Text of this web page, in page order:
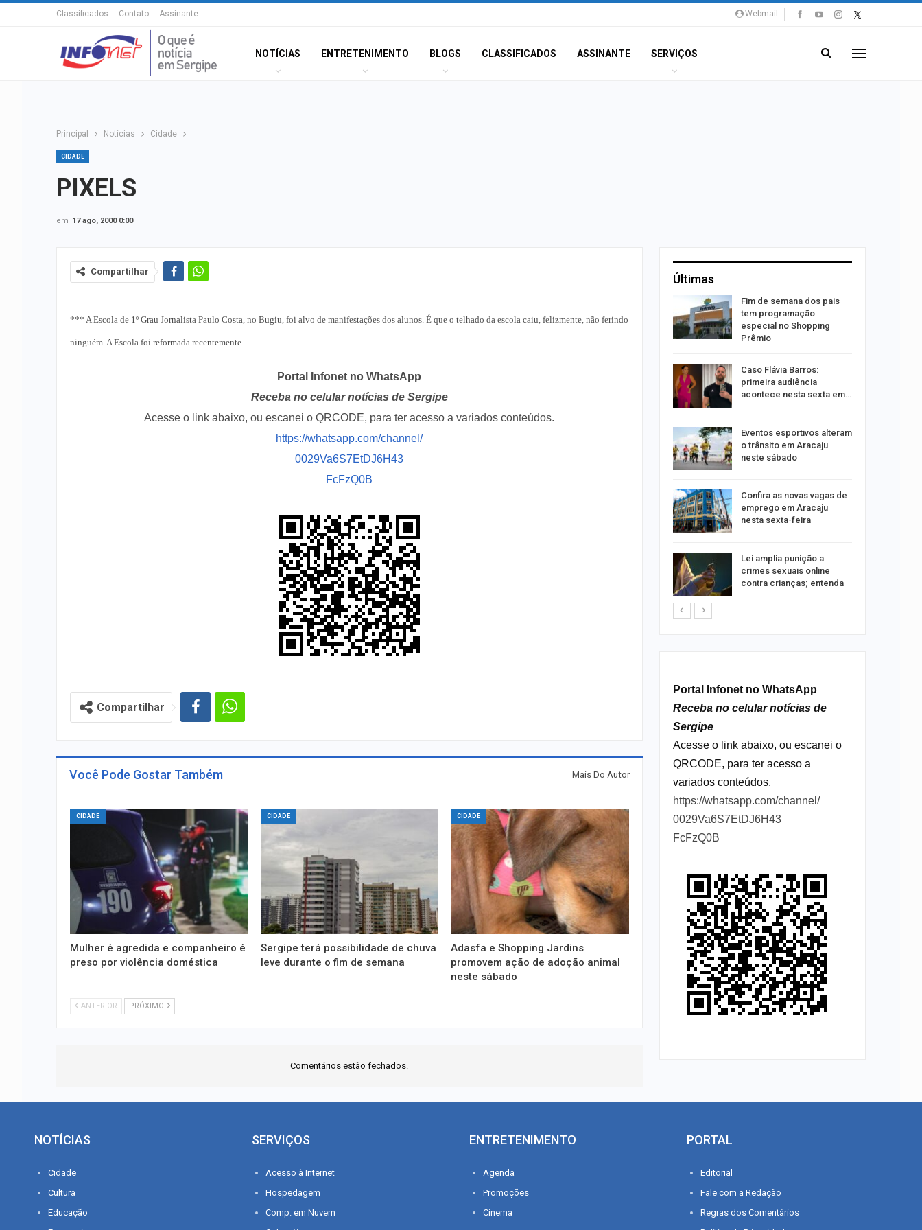
Webmail
Classificados Contato Assinante
NOTÍCIAS ENTRETENIMENTO BLOGS CLASSIFICADOS ASSINANTE SERVIÇOS
Principal Notícias Cidade
CIDADE
PIXELS
em 17 ago, 2000 0:00
Compartilhar
*** A Escola de 1º Grau Jornalista Paulo Costa, no Bugiu, foi alvo de manifestações dos alunos. É que o telhado da escola caiu, felizmente, não ferindo
ninguém. A Escola foi reformada recentemente.
Portal Infonet no WhatsApp
Receba no celular notícias de Sergipe
Acesse o link abaixo, ou escanei o QRCODE, para ter acesso a variados conteúdos.
https://whatsapp.com/channel/
0029Va6S7EtDJ6H43
FcFzQ0B
Compartilhar
Você Pode Gostar Também Mais Do Autor
CIDADE
Mulher é agredida e companheiro é
preso por violência doméstica
CIDADE
Sergipe terá possibilidade de chuva
leve durante o fim de semana
CIDADE
Adasfa e Shopping Jardins
promovem ação de adoção animal
neste sábado
ANTERIOR PRÓXIMO
Comentários estão fechados.
Últimas
artistas sergipanos
Fim de semana dos pais
tem programação
especial no Shopping
Prêmio
Caso Flávia Barros:
primeira audiência
acontece nesta sexta em…
Eventos esportivos alteram
o trânsito em Aracaju
neste sábado
Confira as novas vagas de
emprego em Aracaju
nesta sexta-feira
Lei amplia punição a
crimes sexuais online
contra crianças; entenda
----
Portal Infonet no WhatsApp
Receba no celular notícias de
Sergipe
Acesse o link abaixo, ou escanei o
QRCODE, para ter acesso a
variados conteúdos.
https://whatsapp.com/channel/
0029Va6S7EtDJ6H43
FcFzQ0B
NOTÍCIAS
Cidade
Cultura
Educação
SERVIÇOS
Acesso à Internet
Hospedagem
Comp. em Nuvem
ENTRETENIMENTO
Agenda
Promoções
Cinema
PORTAL
Editorial
Fale com a Redação
Regras dos Comentários